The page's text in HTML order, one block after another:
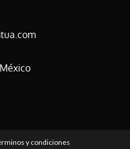
y condiciones